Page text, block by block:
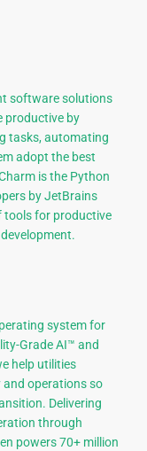
software solutions
productive by
tasks, automating
adopt the best
is the Python
by JetBrains
tools for productive
system for
Grade AI™ and
help utilities
operations so
Delivering
through
powers 70+ million